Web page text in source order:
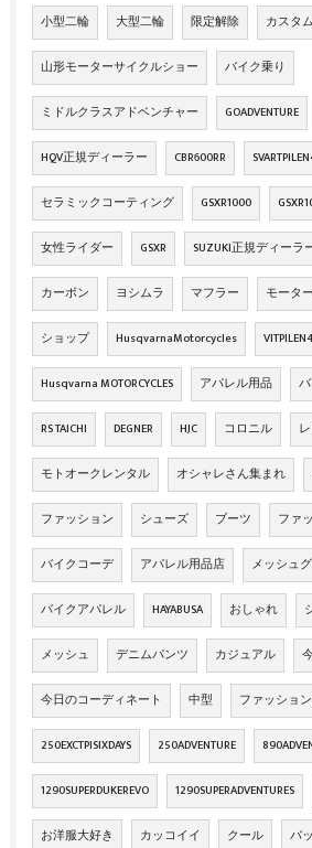
小型二輪 大型二輪 限定解除 カスタ
山形モーターサイクルショー バイク乗り
ミドルクラスアドベンチャー GOADVENTURE
HQV正規ディーラー CBR600RR
セラミックコーティング GSXR1000
女性ライダー GSXR SUZUKI正規ディーラ
カーボン ヨシムラ マフラー モータ
ショップ HusqvarnaMotorcycles
Husqvarna MOTORCYCLES アパレル用品
RS TAICHI DEGNER HJC コロニル
モトオークレンタル オシャレさん集まれ
ファッション シューズ ブーツ ファ
バイクコーデ アパレル用品店 メッシュ
バイクアパレル HAYABUSA おしゃれ
メッシュ デニムパンツ カジュアル
今日のコーディネート 中型 ファッショ
250EXCTPISIXDAYS 250ADVENTURE
1290SUPERDUKEREVO 1290SUPERADVENTURES
お洋服大好き カッコイイ クール バ